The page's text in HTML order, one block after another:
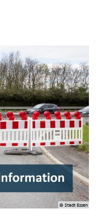
© Stadt Essen